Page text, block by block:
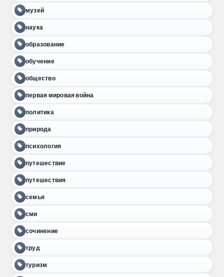
музей
наука
образование
обучение
общество
первая мировая война
политика
природа
психология
путешествие
путешествия
семья
сми
сочинение
труд
туризм